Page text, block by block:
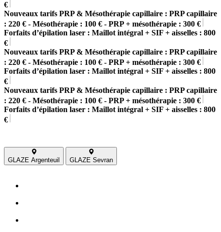
€
Nouveaux tarifs PRP & Mésothérapie capillaire : PRP capillaire
: 220 € - Mésothérapie : 100 € - PRP + mésothérapie : 300 €
Forfaits d’épilation laser : Maillot intégral + SIF + aisselles : 800
€
Nouveaux tarifs PRP & Mésothérapie capillaire : PRP capillaire
: 220 € - Mésothérapie : 100 € - PRP + mésothérapie : 300 €
Forfaits d’épilation laser : Maillot intégral + SIF + aisselles : 800
€
Nouveaux tarifs PRP & Mésothérapie capillaire : PRP capillaire
: 220 € - Mésothérapie : 100 € - PRP + mésothérapie : 300 €
Forfaits d’épilation laser : Maillot intégral + SIF + aisselles : 800
€
GLAZE Argenteuil GLAZE Sevran